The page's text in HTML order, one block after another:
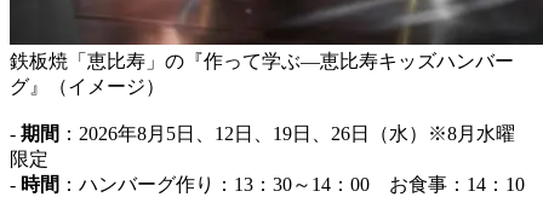
鉄板焼「恵比寿」の『作って学ぶ―恵比寿キッズハンバー
グ』（イメージ）
- 期間 ：2026年8月5日、12日、19日、26日（水）※8月水曜
限定
- 時間 ：ハンバーグ作り：13：30～14：00 お食事：14：10